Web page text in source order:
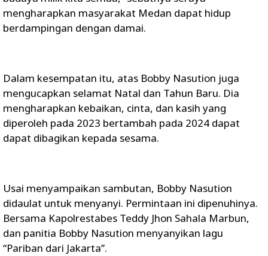
mengharapkan masyarakat Medan dapat hidup
berdampingan dengan damai.
Dalam kesempatan itu, atas Bobby Nasution juga
mengucapkan selamat Natal dan Tahun Baru. Dia
mengharapkan kebaikan, cinta, dan kasih yang
diperoleh pada 2023 bertambah pada 2024 dapat
dapat dibagikan kepada sesama.
Usai menyampaikan sambutan, Bobby Nasution
didaulat untuk menyanyi. Permintaan ini dipenuhinya.
Bersama Kapolrestabes Teddy Jhon Sahala Marbun,
dan panitia Bobby Nasution menyanyikan lagu
“Pariban dari Jakarta”.